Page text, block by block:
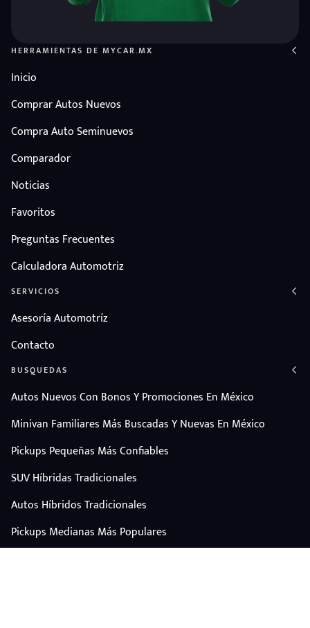
HERRAMIENTAS DE MYCAR.MX
Inicio
Comprar Autos Nuevos
Compra Auto Seminuevos
Comparador
Noticias
Favoritos
Preguntas Frecuentes
Calculadora Automotriz
SERVICIOS
Asesoría Automotríz
Contacto
BUSQUEDAS
Autos Nuevos Con Bonos Y Promociones En México
Minivan Familiares Más Buscadas Y Nuevas En México
Pickups Pequeñas Más Confiables
SUV Híbridas Tradicionales
Autos Híbridos Tradicionales
Pickups Medianas Más Populares